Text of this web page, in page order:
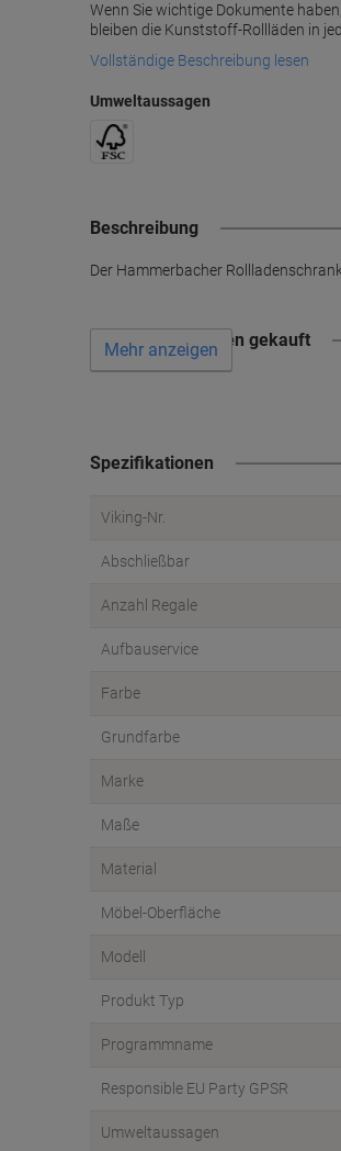
Wenn Sie wichtige Dokumente
bleiben die Kunststoff-Rollläden in
Vollständige Beschreibung lesen
Umweltaussagen
Beschreibung
Der Hammerbacher
Wird oft zusammen gekauft
Mehr anzeigen
Spezifikationen
Viking-Nr.
Abschließbar
Anzahl Regale
Aufbauservice
Farbe
Grundfarbe
Marke
Maße
Material
Möbel-Oberfläche
Modell
Produkt Typ
Programmname
Responsible EU Party GPSR
Umweltaussagen